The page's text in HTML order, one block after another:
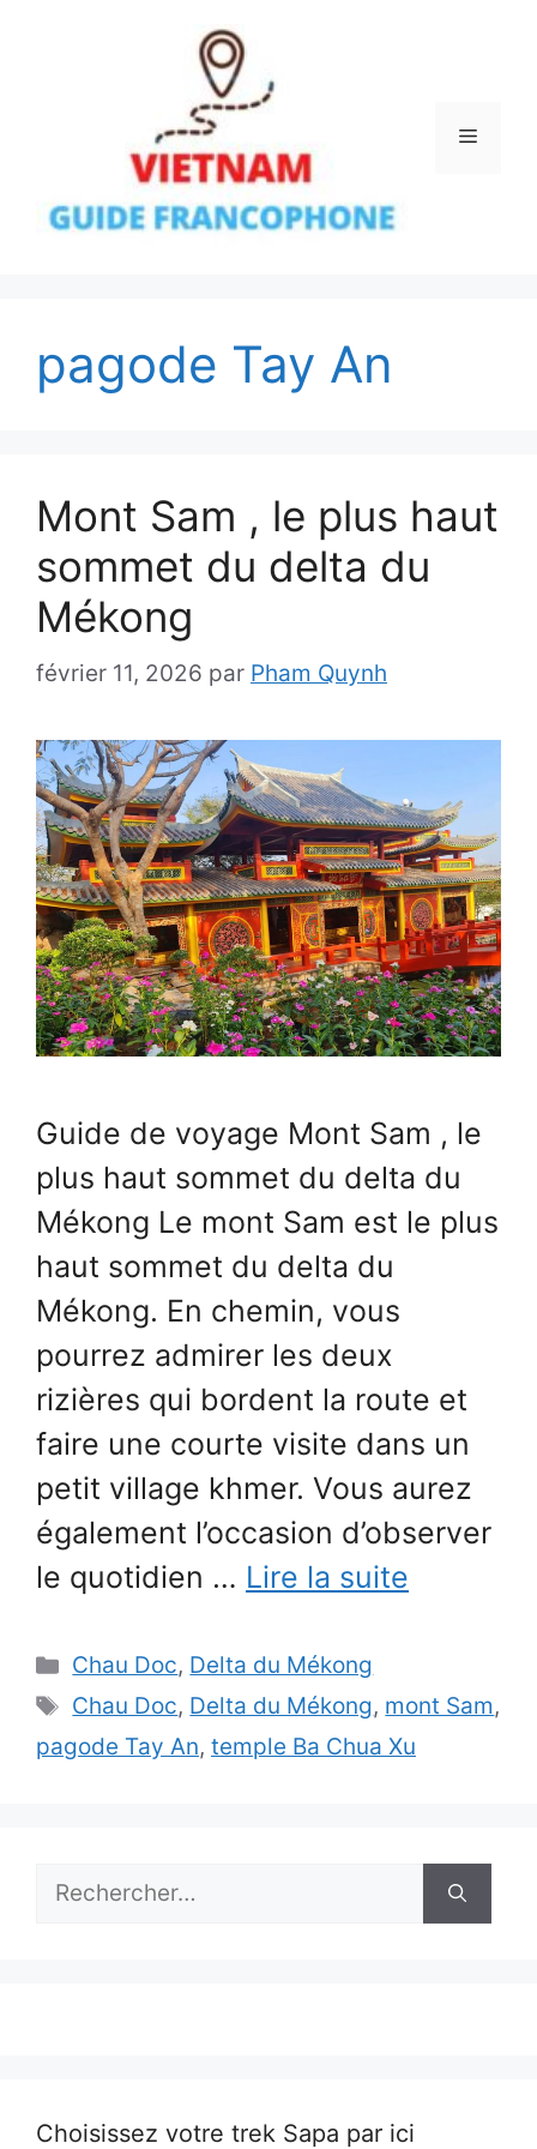
Menu
pagode Tay An
Mont Sam , le plus haut
sommet du delta du
Mékong
février 11, 2026 par Pham Quynh
Guide de voyage Mont Sam , le
plus haut sommet du delta du
Mékong Le mont Sam est le plus
haut sommet du delta du
Mékong. En chemin, vous
pourrez admirer les deux
rizières qui bordent la route et
faire une courte visite dans un
petit village khmer. Vous aurez
également l’occasion d’observer
le quotidien … Lire la suite
Catégories
Chau Doc, Delta du Mékong
Étiquettes
Chau Doc, Delta du Mékong, mont Sam,
pagode Tay An, temple Ba Chua Xu
Rechercher :
Choisissez votre trek Sapa par ici